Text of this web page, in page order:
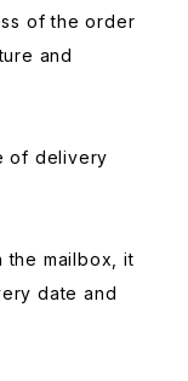
of the order
and
of delivery
the mailbox, it
date and